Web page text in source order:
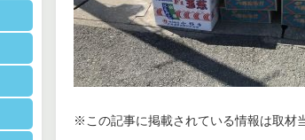
※この記事に掲載されている情報は取材